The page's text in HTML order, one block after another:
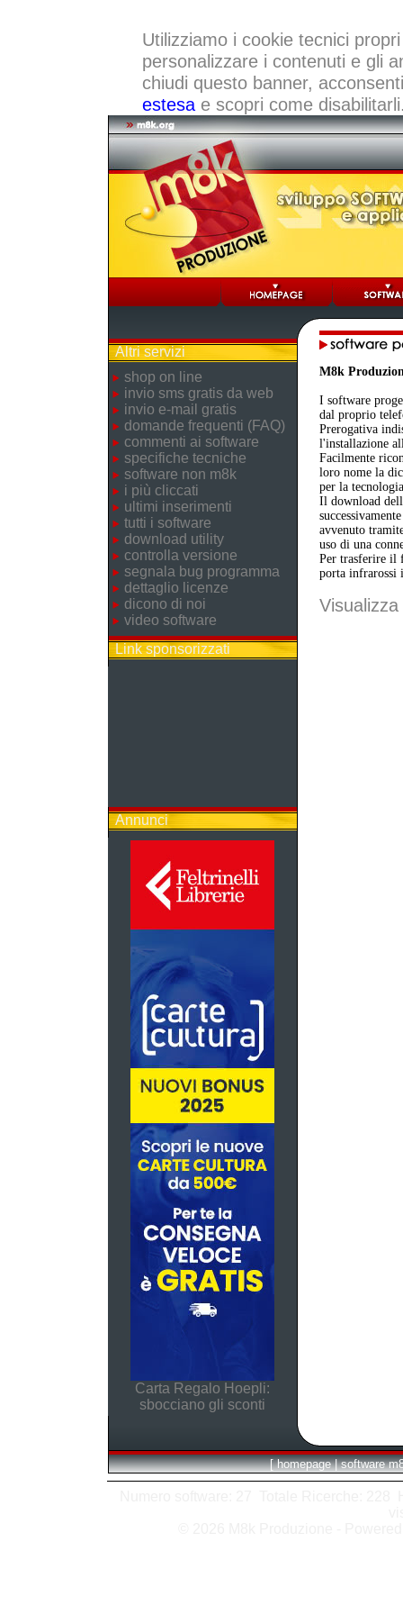
Utilizziamo i cookie tecnici
personalizzare i contenuti e gli
chiudi questo banner,
estesae scopri come
Altri servizi
shop on line
invio sms gratis da web
invio e-mail gratis
domande frequenti (FAQ)
commenti ai software
specifiche tecniche
software non m8k
i più cliccati
ultimi inserimenti
tutti i software
download utility
controlla versione
segnala bug programma
dettaglio licenze
dicono di noi
video software
Link sponsorizzati
Annunci
Carta Regalo Hoepli:
sbocciano gli sconti
M8k
I software
dal proprio
Prerogativa
l'installazione
Facilmente
loro nome la
per la
Il download
avvenuto
uso di una
Per trasferire il
porta infrarossi
[ homepage | software